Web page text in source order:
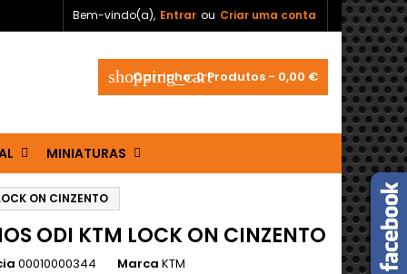
Bem-vindo(a), Entrar ou Criar uma conta
shopping_cart
Carrinho:0Produtos - 0,00 €
MINIATURAS
ON CINZENTO
ODI KTM LOCK ON CINZENTO
00010000344 Marca KTM